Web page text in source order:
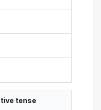
tense